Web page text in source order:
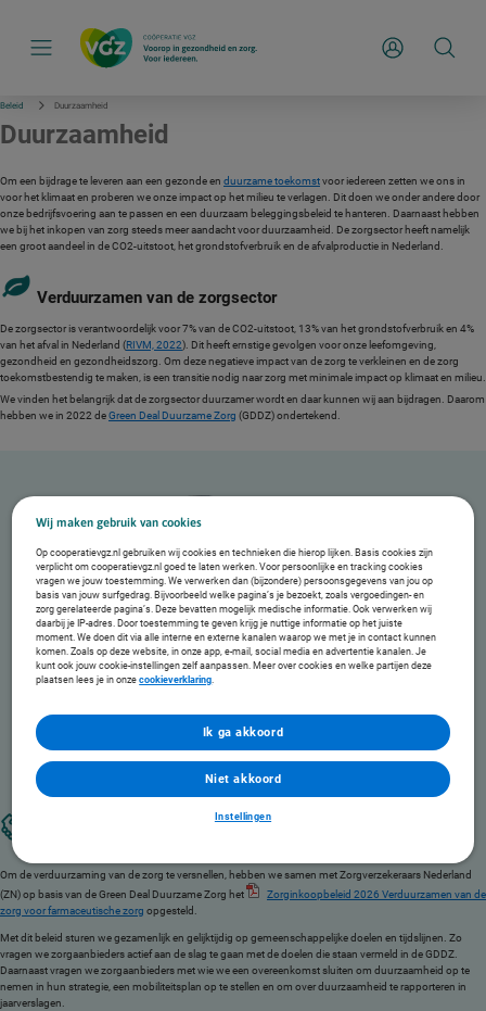
n
v
g
a
t
Inloggen
Beleid Duurzaamheid
Duurzaamheid
Om een bijdrage te leveren aan een gezonde en duurzame toekomstvoor iedereen zetten we ons in
voor het klimaat en proberen we onze impact op het milieu te verlagen. Dit doen we onder andere door
onze bedrijfsvoering aan te passen en een duurzaam beleggingsbeleid te hanteren. Daarnaast hebben
we bij het inkopen van zorg steeds meer aandacht voor duurzaamheid. De zorgsector heeft namelijk
een groot aandeel in de CO2-uitstoot, het grondstofverbruik en de afvalproductie in Nederland.
Verduurzamen van de zorgsector
De zorgsector is verantwoordelijk voor 7% van de CO2-uitstoot, 13% van het grondstofverbruik en 4%
van het afval in Nederland (RIVM, 2022). Dit heeft ernstige gevolgen voor onze leefomgeving,
gezondheid en gezondheidszorg. Om deze negatieve impact van de zorg te verkleinen en de zorg
toekomstbestendig te maken, is een transitie nodig naar zorg met minimale impact op klimaat en milieu.
We vinden het belangrijk dat de zorgsector duurzamer wordt en daar kunnen wij aan bijdragen. Daarom
hebben we in 2022 deGreen Deal Duurzame Zorg (GDDZ) ondertekend.
Om de verduurzaming van de zorg te versnellen, hebben we samen met Zorgverzekeraars Nederland
(ZN) op basis van de Green Deal Duurzame Zorg het
Zorginkoopbeleid 2026 Verduurzamen van de
zorg voor farmaceutische zorg opgesteld.
Met dit beleid sturen we gezamenlijk en gelijktijdig op gemeenschappelijke doelen en tijdslijnen. Zo
vragen we zorgaanbieders actief aan de slag te gaan met de doelen die staan vermeld in de GDDZ.
Daarnaast vragen we zorgaanbieders met wie we een overeenkomst sluiten om duurzaamheid op te
nemen in hun strategie, een mobiliteitsplan op te stellen en om over duurzaamheid te rapporteren in
jaarverslagen.
Wij maken gebruik van cookies
Op cooperatievgz.nl gebruiken wij cookies en technieken die hierop lijken. Basis cookies zijn
verplicht om cooperatievgz.nl goed te laten werken. Voor persoonlijke en tracking cookies
vragen we jouw toestemming. We verwerken dan (bijzondere) persoonsgegevens van jou op
basis van jouw surfgedrag. Bijvoorbeeld welke pagina’s je bezoekt, zoals vergoedingen- en
zorg gerelateerde pagina’s. Deze bevatten mogelijk medische informatie. Ook verwerken wij
daarbij je IP-adres. Door toestemming te geven krijg je nuttige informatie op het juiste
moment. We doen dit via alle interne en externe kanalen waarop we met je in contact kunnen
komen. Zoals op deze website, in onze app, e-mail, social media en advertentie kanalen. Je
kunt ook jouw cookie-instellingen zelf aanpassen. Meer over cookies en welke partijen deze
plaatsen lees je in onzecookieverklaring.
Instellingen
Niet akkoord
Ik ga akkoord